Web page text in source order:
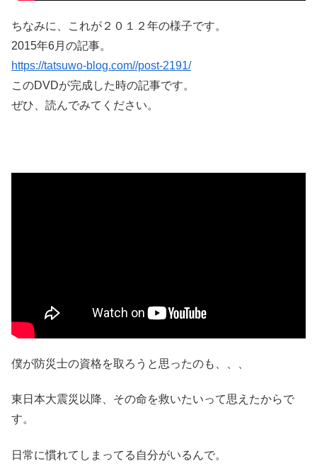
ちなみに、これが２０１２年の様子です。
2015年6月の記事。
https://tatsuwo-blog.com//post-2191/
このDVDが完成した時の記事です。
ぜひ、読んでみてください。
僕が防災士の資格を取ろうと思ったのも、、、
東日本大震災以降、その命を救いたいって思えたからで
す。
日常に慣れてしまってる自分がいるんで。